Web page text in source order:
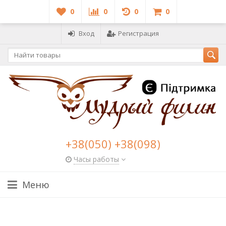
0 0 0 0
Вход Регистрация
+38(050) +38(098)
Часы работы
Меню